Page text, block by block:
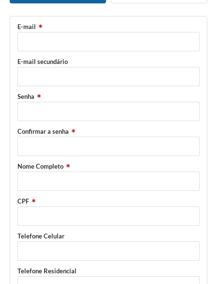
E-mail
E-mail secundário
Senha
Confirmar a senha
Nome Completo
CPF
Telefone Celular
Telefone Residencial